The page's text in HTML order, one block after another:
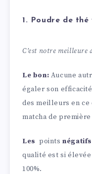
1. Poudre de
C’est notre meilleure
Le bon: Aucune
égaler son
des meilleurs en
matcha de
Les points
qualité est si
100%.